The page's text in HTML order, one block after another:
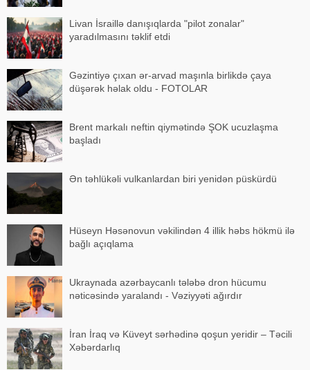
Livan İsraillə danışıqlarda "pilot zonalar"
yaradılmasını təklif etdi
Gəzintiyə çıxan ər-arvad maşınla birlikdə çaya
düşərək həlak oldu - FOTOLAR
Brent markalı neftin qiymətində ŞOK ucuzlaşma
başladı
Ən təhlükəli vulkanlardan biri yenidən püskürdü
Hüseyn Həsənovun vəkilindən 4 illik həbs hökmü ilə
bağlı açıqlama
Ukraynada azərbaycanlı tələbə dron hücumu
nəticəsində yaralandı - Vəziyyəti ağırdır
İran İraq və Küveyt sərhədinə qoşun yeridir – Təcili
Xəbərdarlıq